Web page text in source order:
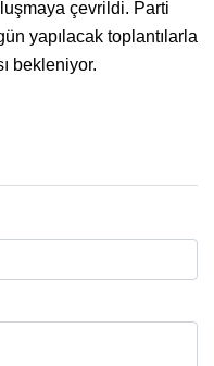
çevrildi. Parti
yapılacak toplantılarla
bekleniyor.